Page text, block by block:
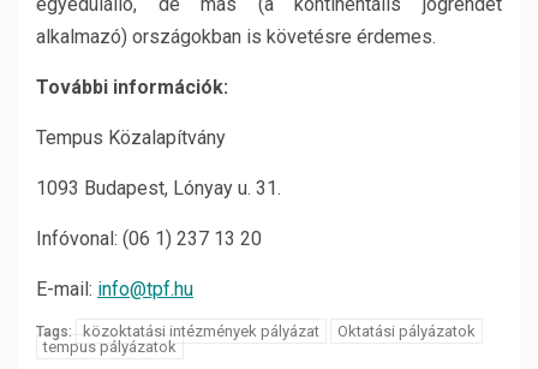
alkalmazó) országokban is követésre érdemes.
További információk:
Tempus Közalapítvány
1093 Budapest, Lónyay u. 31.
Infóvonal: (06 1) 237 13 20
E-mail: info@tpf.hu
Tags: közoktatási intézmények pályázat
Oktatási pályázatok
tempus pályázatok